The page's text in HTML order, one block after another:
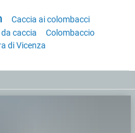
Caccia ai colombacci
caccia
Colombaccio
di Vicenza